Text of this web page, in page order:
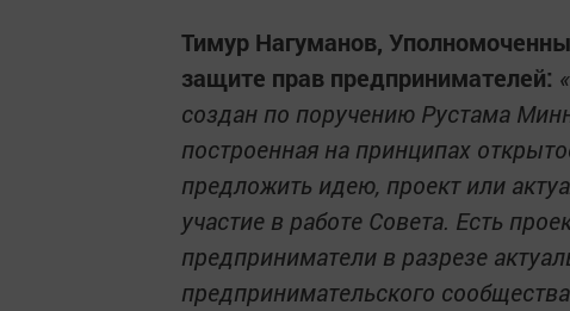
Тимур Нагуманов,
защите прав предпринимателей:
создан по поручению Рустама
построенная на принципах
предложить идею, проект или
участие в работе Совета. Есть
предприниматели в разрезе
предпринимательского